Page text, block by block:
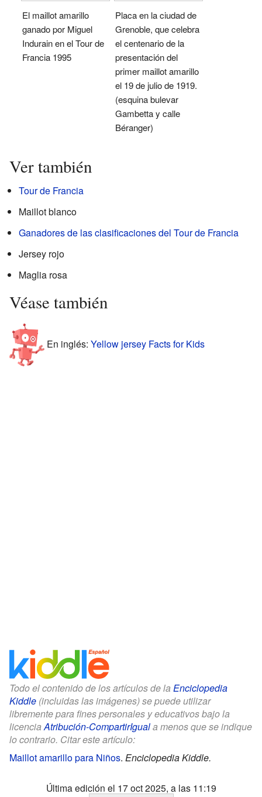
El maillot amarillo
ganado por Miguel
Indurain en el Tour de
Francia 1995
Placa en la ciudad de
Grenoble, que celebra
el centenario de la
presentación del
primer maillot amarillo
el 19 de julio de 1919.
(esquina bulevar
Gambetta y calle
Béranger)
Ver también
Tour de Francia
Maillot blanco
Ganadores de las clasificaciones del Tour de Francia
Jersey rojo
Maglia rosa
Véase también
En inglés: Yellow jersey Facts for Kids
Todo el contenido de los artículos de la Enciclopedia
Kiddle (incluidas las imágenes) se puede utilizar
libremente para fines personales y educativos bajo la
licenciaAtribución-CompartirIguala menos que se indique
lo contrario. Citar este artículo:
Maillot amarillo para Niños. Enciclopedia Kiddle.
Última edición el 17 oct 2025, a las 11:19